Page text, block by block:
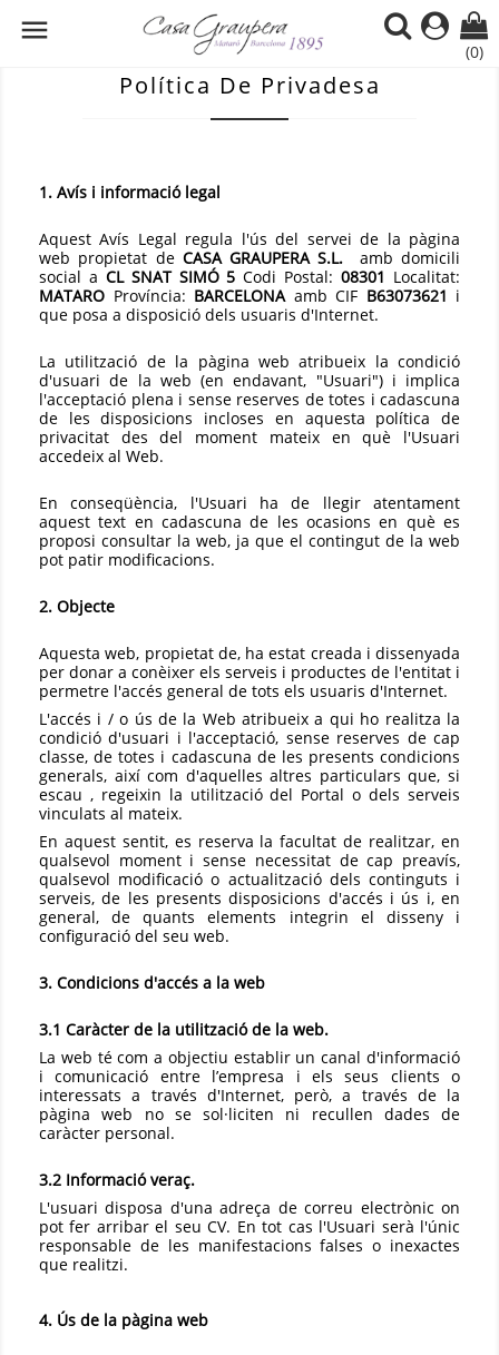

(0)
Política De Privadesa
1. Avís i informació legal
Aquest Avís Legal regula l'ús del servei de la pàgina
web propietat de CASA GRAUPERA S.L.
amb domicili
social a CL SNAT SIMÓ 5 Codi Postal:08301 Localitat:
MATARO Província: BARCELONAamb CIF B63073621 i
que posa a disposició dels usuaris d'Internet.
La utilització de la pàgina web atribueix la condició
d'usuari de la web (en endavant, "Usuari") i implica
l'acceptació plena i sense reserves de totes i cadascuna
de les disposicions incloses en aquesta política de
privacitat des del moment mateix en què l'Usuari
accedeix al Web.
En conseqüència, l'Usuari ha de llegir atentament
aquest text en cadascuna de les ocasions en què es
proposi consultar la web, ja que el contingut de la web
pot patir modificacions.
2. Objecte
Aquesta web, propietat de, ha estat creada i dissenyada
per donar a conèixer els serveis i productes de l'entitat i
permetre l'accés general de tots els usuaris d'Internet.
L'accés i / o ús de la Web atribueix a qui ho realitza la
condició d'usuari i l'acceptació, sense reserves de cap
classe, de totes i cadascuna de les presents condicions
generals, així com d'aquelles altres particulars que, si
escau , regeixin la utilització del Portal o dels serveis
vinculats al mateix.
En aquest sentit, es reserva la facultat de realitzar, en
qualsevol moment i sense necessitat de cap preavís,
qualsevol modificació o actualització dels continguts i
serveis, de les presents disposicions d'accés i ús i, en
general, de quants elements integrin el disseny i
configuració del seu web.
3. Condicions d'accés a la web
3.1 Caràcter de la utilització de la web.
La web té com a objectiu establir un canal d'informació
i comunicació entre l’empresa i els seus clients o
interessats a través d'Internet, però, a través de la
pàgina web no se sol·liciten ni recullen dades de
caràcter personal.
3.2 Informació veraç.
L'usuari disposa d'una adreça de correu electrònic on
pot fer arribar el seu CV. En tot cas l'Usuari serà l'únic
responsable de les manifestacions falses o inexactes
que realitzi.
4. Ús de la pàgina web